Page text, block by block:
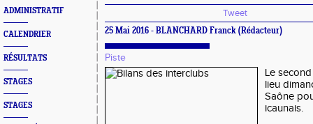
ADMINISTRATIF
CALENDRIER
RÉSULTATS
STAGES
STAGES
Tweet
25 Mai 2016 - BLANCHARD Franck (Rédacteur)
Piste
Le
lieu
Saône
icaunais.